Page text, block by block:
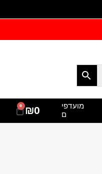
מועדפי
ם
₪0
0